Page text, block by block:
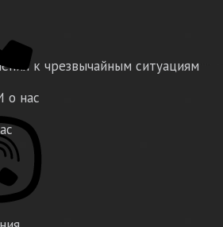
к чрезвычайным ситуациям
о нас